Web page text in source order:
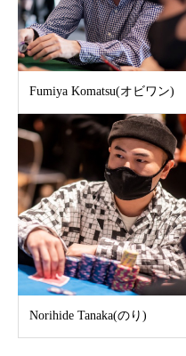
Fumiya Komatsu(オビワン)
Norihide Tanaka(のり)